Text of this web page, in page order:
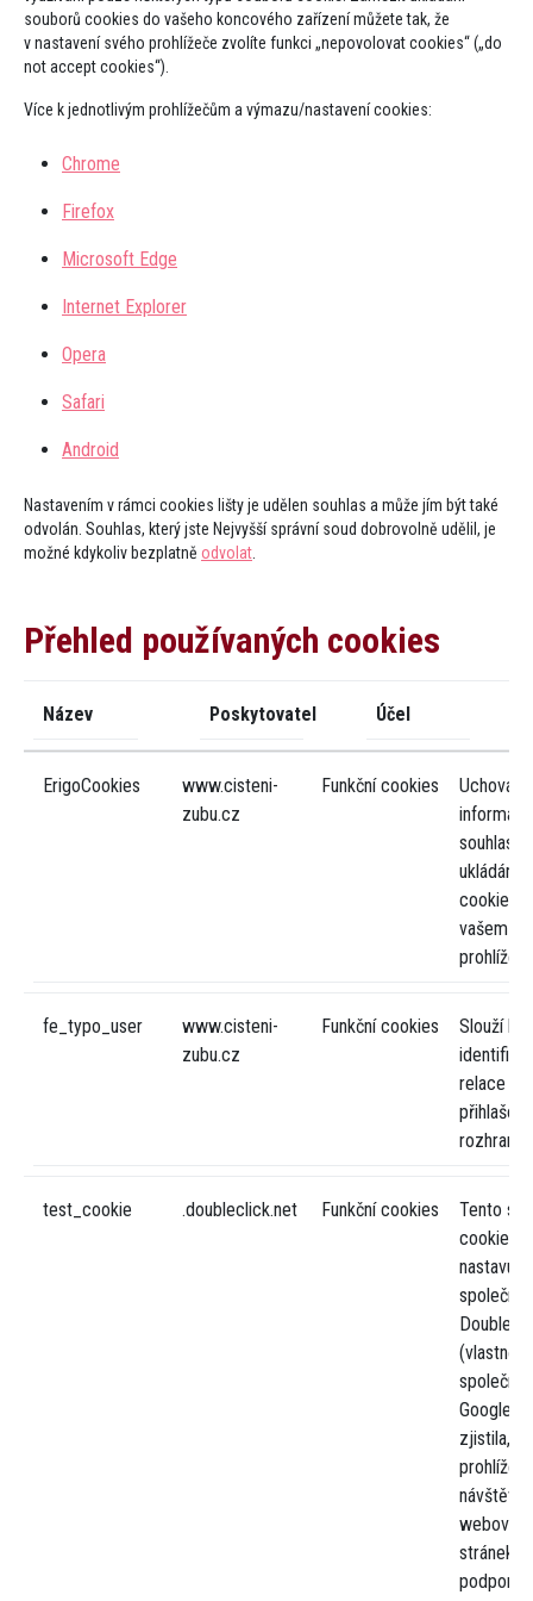
souborů cookies do vašeho koncového zařízení můžete tak, že
v nastavení svého prohlížeče zvolíte funkci „nepovolovat cookies“ („do
not accept cookies“).
Více k jednotlivým prohlížečům a výmazu/nastavení cookies:
Chrome
Firefox
Microsoft Edge
Internet Explorer
Opera
Safari
Android
Nastavením v rámci cookies lišty je udělen souhlas a může jím být také
odvolán. Souhlas, který jste Nejvyšší správní soud dobrovolně udělil, je
možné kdykoliv bezplatně odvolat
Přehled používaných cookies
Název Poskytovatel Účel
ErigoCookies
www.cisteni-
zubu.cz
Funkční cookies
Uchovává
souhlasu
ukládáním
cookies
vašem
prohlížeči
fe_typo_user
www.cisteni-
zubu.cz
Funkční cookies
Slouží k
relace při
rozhraní
test_cookie .doubleclick.net Funkční cookies
Tento
cookie
nastavuje
Google),
zjistila,
prohlížeč
stránek